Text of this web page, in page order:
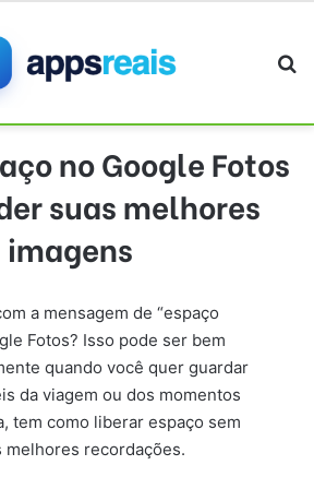
no Google Fotos
suas melhores
imagens
a mensagem de “espaço
Fotos? Isso pode ser bem
quando você quer guardar
da viagem ou dos momentos
tem como liberar espaço sem
melhores recordações.